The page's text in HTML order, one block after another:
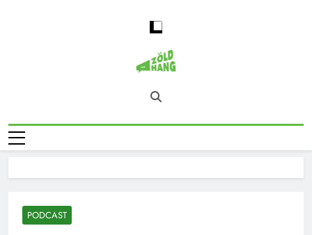
Magyarország
Zöld Hangja
Zöld Hang – Természet, Klímaváltozás,
Fenntarthatóság, Jövő
PODCAST